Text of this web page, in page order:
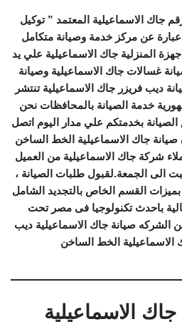
جاك الاسماعيلية المعتمد ” توكيل
عن مركز خدمة وصيانة متكامل
المنزلية جاك الاسماعيلية علي يد
غسالات جاك الاسماعيلية وصيانة
ديب فريزر جاك الاسماعيلية تنتشر
خدمة الصيانة بالمحافظات نحن
بخدمتكم علي مدار اليوم اتصل
جاك الاسماعيلية الخط الساخن
شركة جاك الاسماعيلية من العميل
الى الجمعة.لقبول طلبات الصيانة ،
بميزات القسم الخاص بالتجديد الشامل
باحدث تكنولوجيا فى مصر تحت
الشركه صيانة جاك الاسماعيلية ديب
الاسماعيلية الخط الساخن
الاسماعيلية